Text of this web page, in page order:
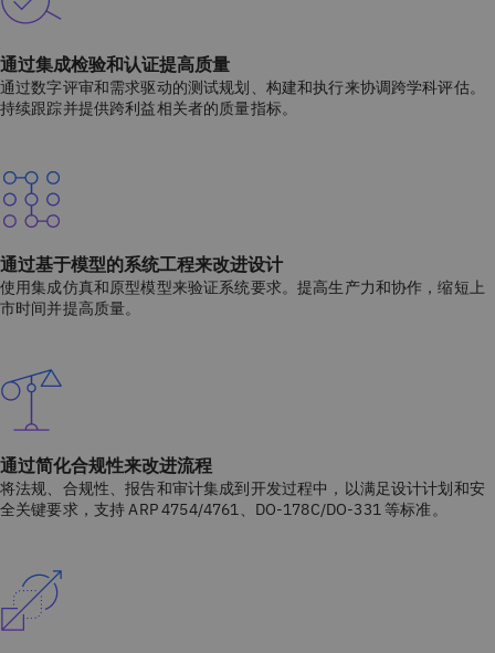
通过集成检验和认证提高质量
通过数字评审和需求驱动的测试规划、构建和执行来协调跨学科评估。
持续跟踪并提供跨利益相关者的质量指标。
通过基于模型的系统工程来改进设计
使用集成仿真和原型模型来验证系统要求。提高生产力和协作，缩短上
市时间并提高质量。
通过简化合规性来改进流程
将法规、合规性、报告和审计集成到开发过程中，以满足设计计划和安
全关键要求，支持 ARP 4754/4761、DO-178C/DO-331 等标准。